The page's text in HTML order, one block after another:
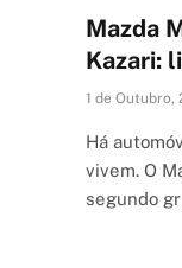
Mazda
Kazari:
1 de Outubro,
Há
vivem. O
segundo